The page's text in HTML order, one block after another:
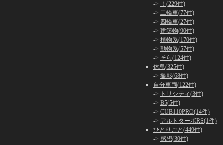
->
！(229件)
-> 二輪車(77件)
-> 四輪車(27件)
-> 建築物(90件)
-> 植物系(170件)
-> 動物系(57件)
-> そら(124件)
休息(325件)
-> 撮影(68件)
自分車両(122件)
-> トリシティ(3件)
-> B5(5件)
-> CUB110PRO(14件)
-> アルトターボRS(1件)
ひとりごと(449件)
-> 感想(30件)